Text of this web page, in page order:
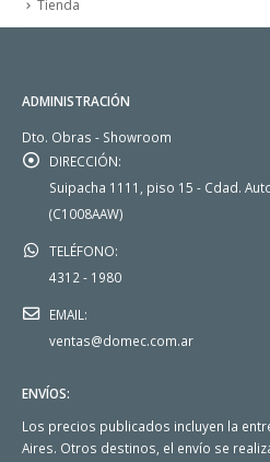
Tienda
ADMINISTRACIÓN
Dto. Obras - Showroom
DIRECCIÓN:
Suipacha 1111, piso 15 - Cdad.
(C1008AAW)
TELÉFONO:
4312 - 1980
EMAIL:
ventas@domec.com.ar
ENVÍOS:
Los precios publicados incluyen la
Aires. Otros destinos, el envío se